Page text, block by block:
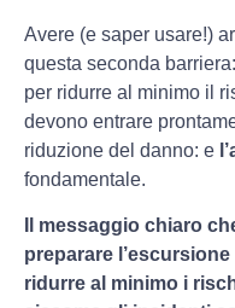
Avere (e saper usare!)
questa seconda
per ridurre al minimo il
devono entrare
riduzione del danno: e
fondamentale.
Il messaggio chiaro
preparare
ridurre al minimo i